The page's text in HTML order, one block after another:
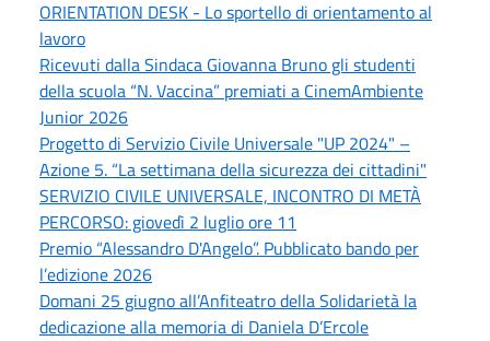
ORIENTATION DESK - Lo sportello di orientamento al
lavoro
Ricevuti dalla Sindaca Giovanna Bruno gli studenti
della scuola “N. Vaccina” premiati a CinemAmbiente
Junior 2026
Progetto di Servizio Civile Universale "UP 2024" –
Azione 5. “La settimana della sicurezza dei cittadini"
SERVIZIO CIVILE UNIVERSALE, INCONTRO DI METÀ
PERCORSO: giovedì 2 luglio ore 11
Premio “Alessandro D'Angelo”. Pubblicato bando per
l’edizione 2026
Domani 25 giugno all’Anfiteatro della Solidarietà la
dedicazione alla memoria di Daniela D’Ercole